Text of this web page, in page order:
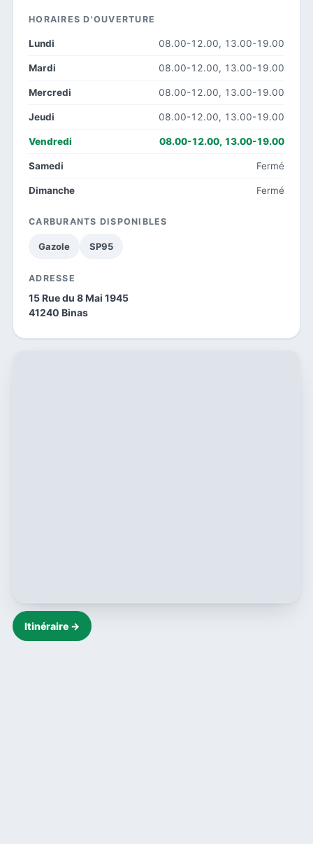
HORAIRES D'OUVERTURE
Lundi 08.00-12.00, 13.00-19.00
Mardi 08.00-12.00, 13.00-19.00
Mercredi 08.00-12.00, 13.00-19.00
Jeudi 08.00-12.00, 13.00-19.00
Vendredi 08.00-12.00, 13.00-19.00
Samedi Fermé
Dimanche Fermé
CARBURANTS DISPONIBLES
Gazole SP95
ADRESSE
15 Rue du 8 Mai 1945
41240 Binas
Itinéraire →